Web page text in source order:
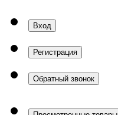
Вход
Регистрация
Обратный звонок